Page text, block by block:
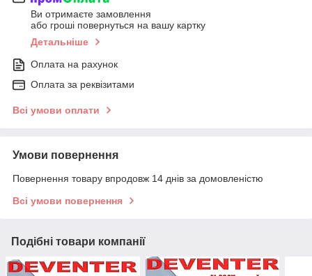
Ви отримаєте замовлення
або гроші повернуться на вашу картку
Детальніше
Оплата на рахунок
Оплата за реквізитами
Всі умови оплати
Умови повернення
Повернення товару впродовж 14 днів за домовленістю
Всі умови повернення
Подібні товари компанії